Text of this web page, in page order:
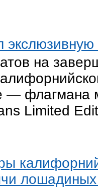
на
— флагмана
Limited